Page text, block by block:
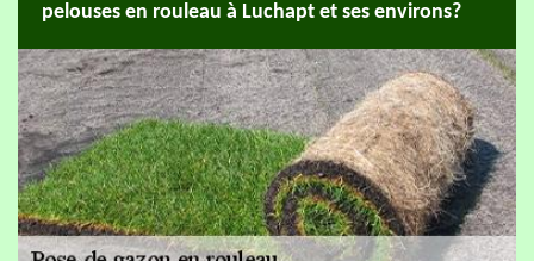
pelouses en rouleau à Luchapt et ses environs?